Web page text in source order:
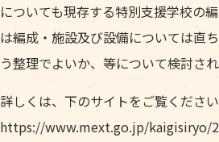
についても現存する特別支援学校の
は編成・施設及び設備については直
う整理でよいか、等について検討され
詳しくは、下のサイトをご覧ください
https://www.mext.go.jp/kaigisiryo/